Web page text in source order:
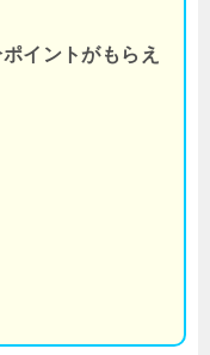
イントがもらえ